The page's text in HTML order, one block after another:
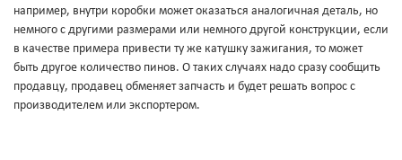
например, внутри коробки может оказаться аналогичная деталь, но
немного с другими размерами или немного другой конструкции, если
в качестве примера привести ту же катушку зажигания, то может
быть другое количество пинов. О таких случаях надо сразу сообщить
продавцу, продавец обменяет запчасть и будет решать вопрос с
производителем или экспортером.